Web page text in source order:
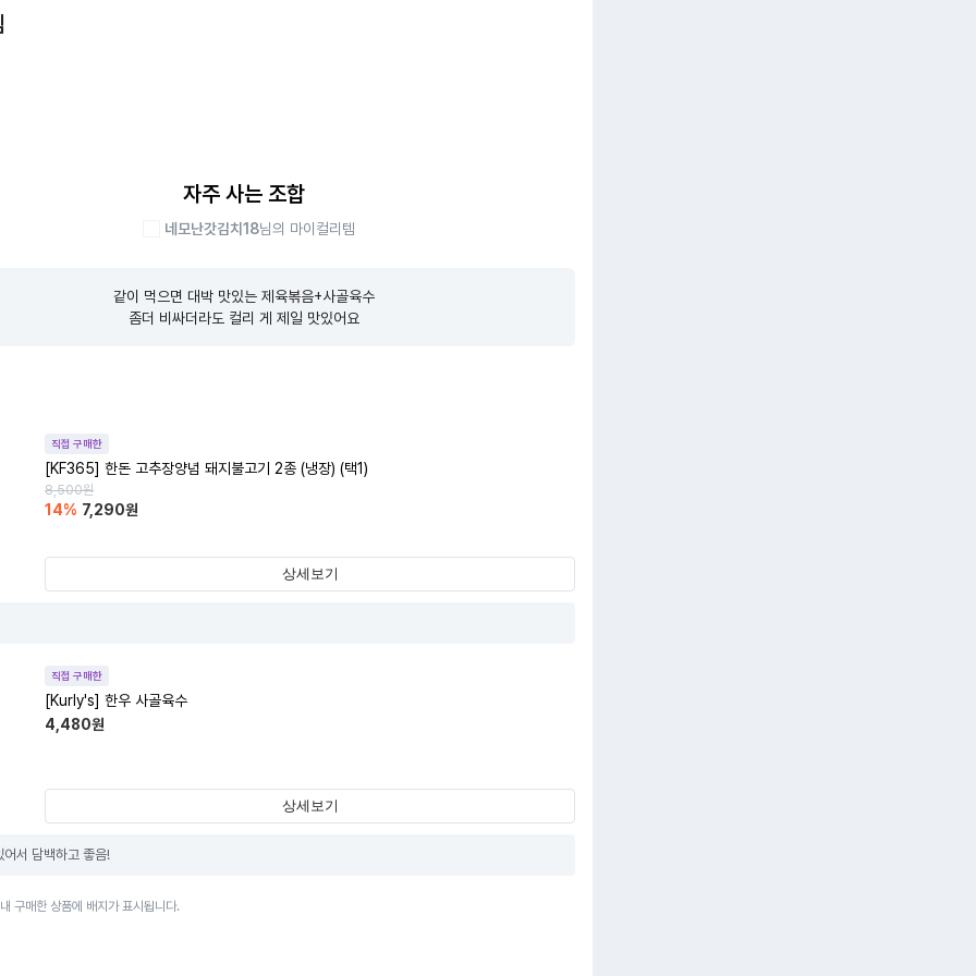
자주 사는 조합
네모난갓김치18님의 마이컬리템
같이 먹으면 대박 맛있는 제육볶음+사골육수
좀더 비싸더라도 컬리 게 제일 맛있어요
직접 구매한
[KF365] 한돈 고추장양념 돼지불고기 2종 (냉장) (택1)
8,500원
14% 7,290원
상세보기
직접 구매한
[Kurly's] 한우 사골육수
4,480원
상세보기
어서 담백하고 좋음!
구매한 상품에 배지가 표시됩니다.